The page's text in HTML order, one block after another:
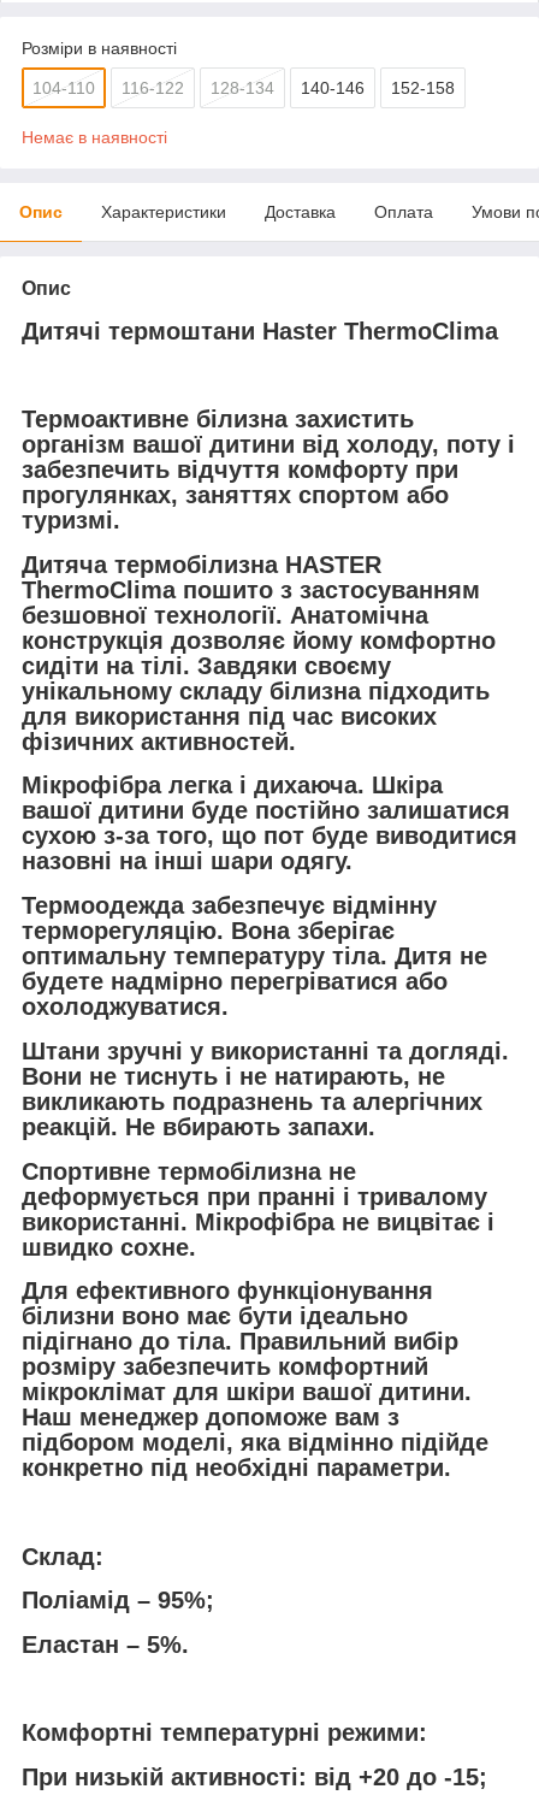
Розміри в наявності
104-110 116-122 128-134 140-146 152-158
Немає в наявності
Опис Характеристики Доставка Оплата Умови
Опис
Дитячі термоштани Haster ThermoСlima
Термоактивне білизна захистить
організм вашої дитини від холоду, поту і
забезпечить відчуття комфорту при
прогулянках, заняттях спортом або
туризмі.
Дитяча термобілизна HASTER
ThermoClima пошито з застосуванням
безшовної технології. Анатомічна
конструкція дозволяє йому комфортно
сидіти на тілі. Завдяки своєму
унікальному складу білизна підходить
для використання під час високих
фізичних активностей.
Мікрофібра легка і дихаюча. Шкіра
вашої дитини буде постійно залишатися
сухою з-за того, що пот буде виводитися
назовні на інші шари одягу.
Термоодежда забезпечує відмінну
терморегуляцію. Вона зберігає
оптимальну температуру тіла. Дитя не
будете надмірно перегріватися або
охолоджуватися.
Штани зручні у використанні та догляді.
Вони не тиснуть і не натирають, не
викликають подразнень та алергічних
реакцій. Не вбирають запахи.
Спортивне термобілизна не
деформується при пранні і тривалому
використанні. Мікрофібра не вицвітає і
швидко сохне.
Для ефективного функціонування
білизни воно має бути ідеально
підігнано до тіла. Правильний вибір
розміру забезпечить комфортний
мікроклімат для шкіри вашої дитини.
Наш менеджер допоможе вам з
підбором моделі, яка відмінно підійде
конкретно під необхідні параметри.
Склад:
Поліамід – 95%;
Еластан – 5%.
Комфортні температурні режими:
При низькій активності: від +20 до -15;